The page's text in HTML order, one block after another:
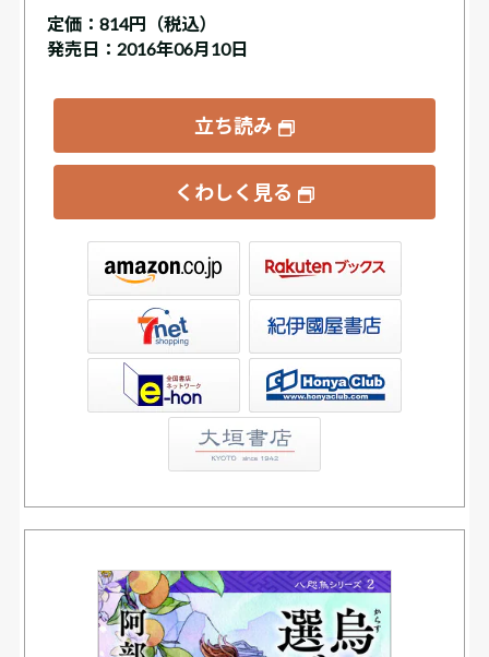
定価： 814円（税込）
発売日：2016年06月10日
立ち読み
くわしく見る
書店ウェブストア